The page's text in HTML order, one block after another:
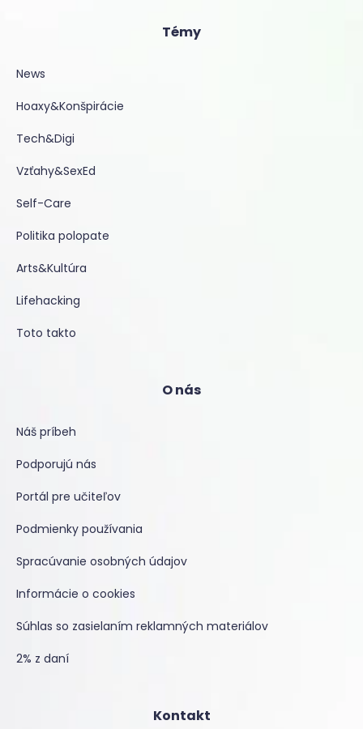
Témy
News
Hoaxy&Konšpirácie
Tech&Digi
Vzťahy&SexEd
Self-Care
Politika polopate
Arts&Kultúra
Lifehacking
Toto takto
O nás
Náš príbeh
Podporujú nás
Portál pre učiteľov
Podmienky používania
Spracúvanie osobných údajov
Informácie o cookies
Súhlas so zasielaním reklamných materiálov
2% z daní
Kontakt